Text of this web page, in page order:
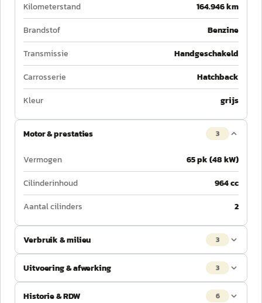
Kilometerstand
164.946 km
Brandstof
Benzine
Transmissie
Handgeschakeld
Carrosserie
Hatchback
Kleur
grijs
Motor & prestaties 3
Vermogen
65 pk (48 kW)
Cilinderinhoud
964 cc
Aantal cilinders
2
Verbruik & milieu 3
Uitvoering & afwerking 3
Historie & RDW 6